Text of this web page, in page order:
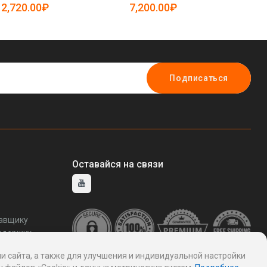
(арт. 25-5081537)
2,720.00₽
5081792)
7,200.00₽
Подписаться
Оставайся на связи
а также для улучшения и индивидуальной настройки